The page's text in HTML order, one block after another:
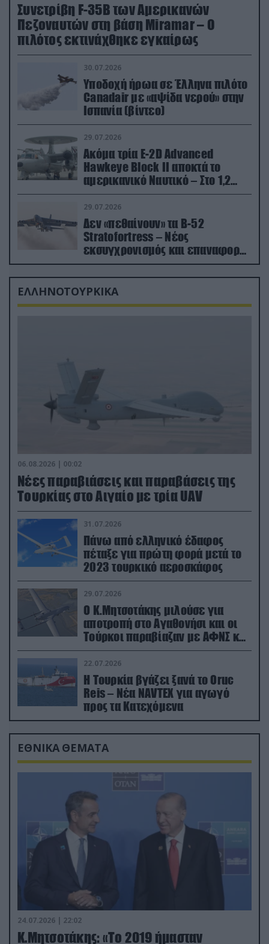
Συνετρίβη F-35B των Αμερικανών
Πεζοναυτών στη βάση Miramar – Ο
πιλότος εκτινάχθηκε εγκαίρως
30.07.2026
Υποδοχή ήρωα σε Έλληνα πιλότο
Canadair με «αψίδα νερού» στην
Ισπανία (βίντεο)
29.07.2026
Ακόμα τρία E-2D Advanced
Hawkeye Block II αποκτά το
αμερικανικό Ναυτικό – Στο 1,2
δισ.δολάρια το κόστος
29.07.2026
Δεν «πεθαίνουν» τα Β-52
Stratofortress – Νέος
εκσυγχρονισμός και επαναφορά
από τα «νεκροταφεία»
ΕΛΛΗΝΟΤΟΥΡΚΙΚΑ
06.08.2026 | 00:02
Νέες παραβιάσεις και παραβάσεις της
Τουρκίας στο Αιγαίο με τρία UAV
31.07.2026
Πάνω από ελληνικό έδαφος
πέταξε για πρώτη φορά μετά το
2023 τουρκικό αεροσκάφος
29.07.2026
Ο Κ.Μητσοτάκης μιλούσε για
αποτροπή στο Αγαθονήσι και οι
Τούρκοι παραβίαζαν με ΑΦΝΣ και
drone
22.07.2026
Η Τουρκία βγάζει ξανά το Oruc
Reis – Νέα NAVTEX για αγωγό
προς τα Κατεχόμενα
ΕΘΝΙΚΑ ΘΕΜΑΤΑ
24.07.2026 | 22:02
Κ.Μητσοτάκης: «Το 2019 ήμασταν